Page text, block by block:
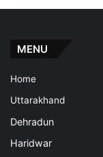
MENU
Home
Uttarakhand
Dehradun
Haridwar